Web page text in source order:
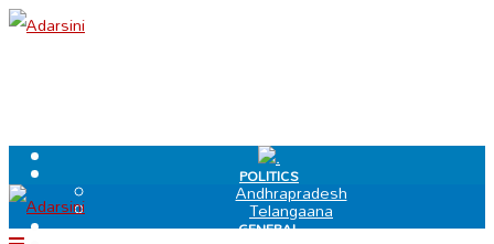
.
POLITICS
Andhrapradesh
Telangaana
GENERAL